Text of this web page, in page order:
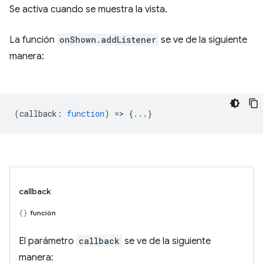
Se activa cuando se muestra la vista.
La función onShown.addListener se ve de la siguiente
manera:
(callback : function) => {...}
callback
función
El parámetro callback se ve de la siguiente
manera: